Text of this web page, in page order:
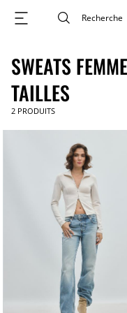
SWEATS
TAILLES
2 PRODUITS